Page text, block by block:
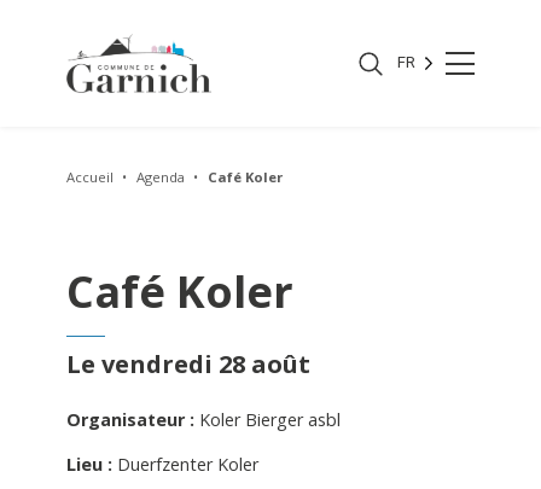
FR
Accueil Agenda Café Koler
Café Koler
Le vendredi 28 août
Organisateur : Koler Bierger asbl
Lieu : Duerfzenter Koler